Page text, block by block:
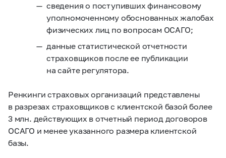
сведения о поступивших финансовому
уполномоченному обоснованных жалобах
физических лиц по вопросам ОСАГО;
данные статистической отчетности
страховщиков после ее публикации
на сайте регулятора.
Ренкинги страховых организаций представлены
в разрезах страховщиков с клиентской базой более
3 млн. действующих в отчетный период договоров
ОСАГО и менее указанного размера клиентской
базы.